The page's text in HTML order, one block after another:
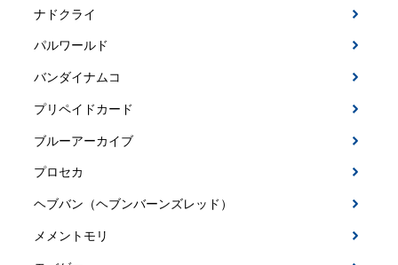
ナドクライ
パルワールド
バンダイナムコ
プリペイドカード
ブルーアーカイブ
プロセカ
ヘブバン（ヘブンバーンズレッド）
メメントモリ